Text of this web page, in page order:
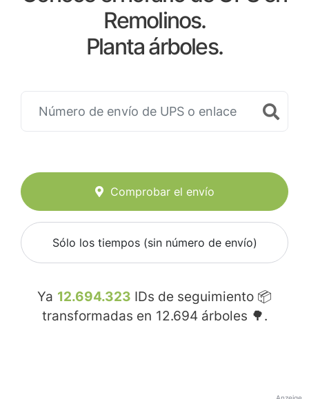
Remolinos.
Planta árboles.
Comprobar el envío
Sólo los tiempos (sin número de envío)
Ya 12.694.323 IDs de seguimiento 📦
transformadas en 12.694 árboles 🌳.